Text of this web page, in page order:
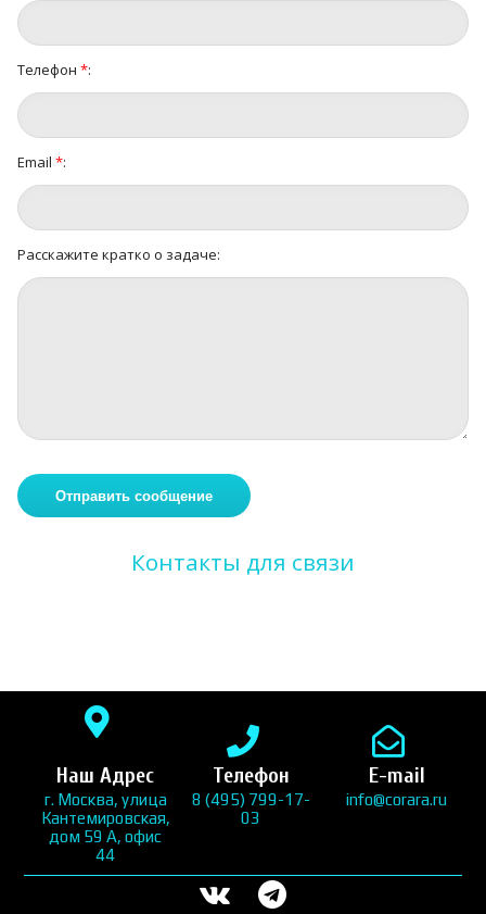
Телефон *:
Email *:
Расскажите кратко о задаче:
Контакты для связи
Наш Адрес
г. Москва, улица
Кантемировская,
дом 59 А, офис
44
Телефон
8 (495) 799-17-
03
E-mail
info@corara.ru